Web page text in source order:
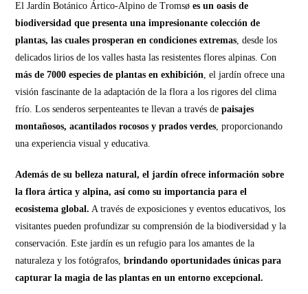
El Jardín Botánico Ártico-Alpino de Tromsø es un oasis de
biodiversidad que presenta una impresionante colección de
plantas, las cuales prosperan en condiciones extremas, desde los
delicados lirios de los valles hasta las resistentes flores alpinas. Con
más de 7000 especies de plantas en exhibición, el jardín ofrece una
visión fascinante de la adaptación de la flora a los rigores del clima
frío. Los senderos serpenteantes te llevan a través depaisajes
montañosos, acantilados rocosos y prados verdes, proporcionando
una experiencia visual y educativa.
Además de su belleza natural, el jardín ofrece información sobre
la flora ártica y alpina, así como su importancia para el
ecosistema global. A través de exposiciones y eventos educativos, los
visitantes pueden profundizar su comprensión de la biodiversidad y la
conservación. Este jardín es un refugio para los amantes de la
naturaleza y los fotógrafos,brindando oportunidades únicas para
capturar la magia de las plantas en un entorno excepcional.